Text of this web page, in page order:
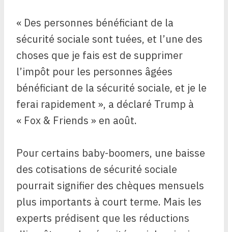
« Des personnes bénéficiant de la
sécurité sociale sont tuées, et l’une des
choses que je fais est de supprimer
l’impôt pour les personnes âgées
bénéficiant de la sécurité sociale, et je le
ferai rapidement », a déclaré Trump à
« Fox & Friends » en août.
Pour certains baby-boomers, une baisse
des cotisations de sécurité sociale
pourrait signifier des chèques mensuels
plus importants à court terme. Mais les
experts prédisent que les réductions